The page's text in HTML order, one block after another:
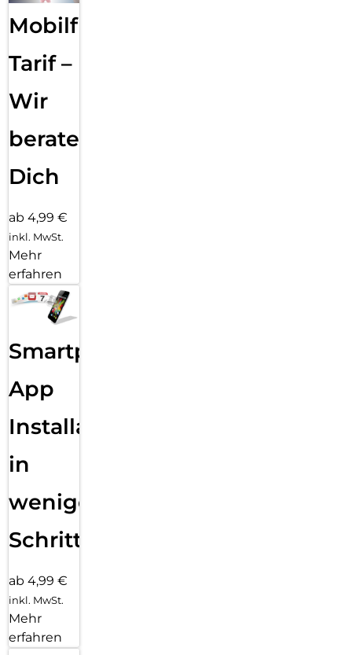
Mobilfunk
Tarif –
Wir
beraten
Dich
ab 4,99 €
inkl. MwSt.
Mehr
erfahren
Smartphone
App
Installation
in
wenigen
Schritten
ab 4,99 €
inkl. MwSt.
Mehr
erfahren